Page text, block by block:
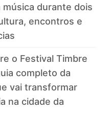
música durante dois
encontros e
o Festival Timbre
completo da
vai transformar
na cidade da